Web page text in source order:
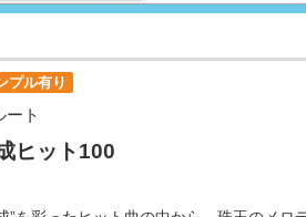
プル有り
ート
ヒット100